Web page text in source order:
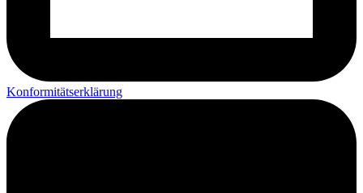
Konformitätserklärung